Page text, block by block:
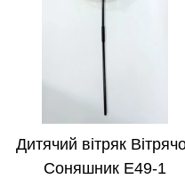
Дитячий вітряк
Соняшник E49-1